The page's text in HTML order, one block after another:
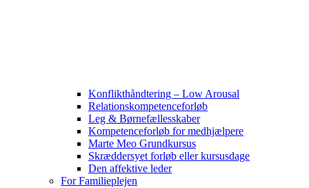
Konflikthåndtering – Low Arousal
Relationskompetenceforløb
Leg & Børnefællesskaber
Kompetenceforløb for medhjælpere
Marte Meo Grundkursus
Skræddersyet forløb eller kursusdage
Den affektive leder
For Familieplejen